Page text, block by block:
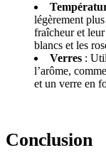
légèrement
fraîcheur et
blancs et les
Verres :
l’arôme,
et un verre en
Conclusion